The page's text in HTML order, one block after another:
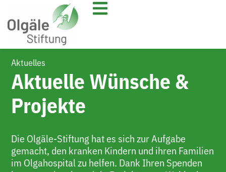
Aktuelles
Aktuelle Wünsche &
Projekte
Die Olgäle-Stiftung hat es sich zur Aufgabe
gemacht, den kranken Kindern und ihren Familien
im Olgahospital zu helfen. Dank Ihren Spenden